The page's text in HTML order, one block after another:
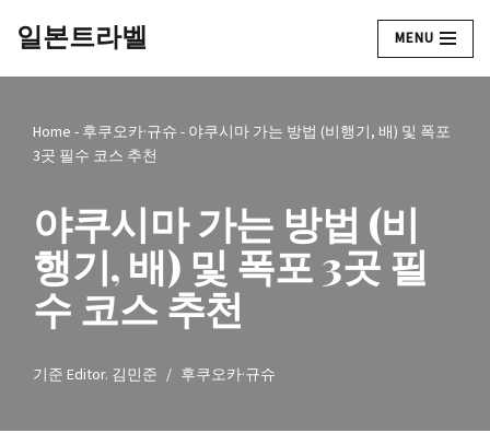
일본트라벨 MENU
Home - 후쿠오카·규슈 - 야쿠시마 가는 방법 (비행기, 배) 및 폭포
3곳 필수 코스 추천
야쿠시마 가는 방법 (비
행기, 배) 및 폭포 3곳 필
수 코스 추천
기준Editor. 김민준 후쿠오카·규슈